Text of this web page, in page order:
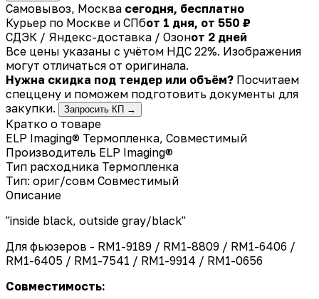
Самовывоз, Москва сегодня, бесплатно
Курьер по Москве и СПбот 1 дня, от 550 ₽
СДЭК / Яндекс-доставка / Озонот 2 дней
Все цены указаны с учётом НДС 22%. Изображения
могут отличаться от оригинала.
Нужна скидка под тендер или объём? Посчитаем
спеццену и поможем подготовить документы для
закупки.
Запросить КП →
Кратко о товаре
ELP Imaging® Термопленка, Совместимый
Производитель ELP Imaging®
Тип расходника Термопленка
Тип: ориг/совм Совместимый
Описание
"inside black, outside gray/black"
Для фьюзеров - RM1-9189 / RM1-8809 / RM1-6406 /
RM1-6405 / RM1-7541 / RM1-9914 / RM1-0656
Совместимость: